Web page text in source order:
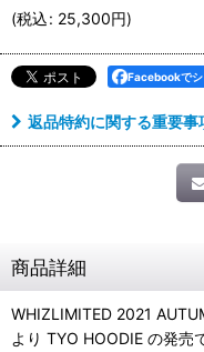
(税込: 25,300円)
Facebookでシ
返品特約に関する重要事
商品詳細
WHIZLIMITED 2021
より TYO HOODIE の発売